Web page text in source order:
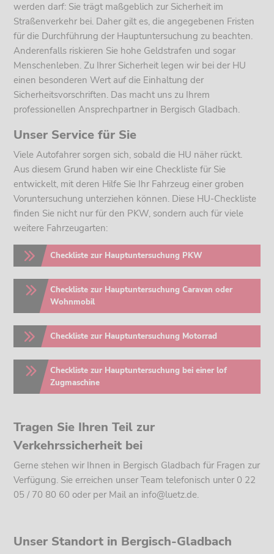
werden darf: Sie trägt maßgeblich zur Sicherheit im
Straßenverkehr bei. Daher gilt es, die angegebenen Fristen
für die Durchführung der Hauptuntersuchung zu beachten.
Anderenfalls riskieren Sie hohe Geldstrafen und sogar
Menschenleben. Zu Ihrer Sicherheit legen wir bei der HU
einen besonderen Wert auf die Einhaltung der
Sicherheitsvorschriften. Das macht uns zu Ihrem
professionellen Ansprechpartner in Bergisch Gladbach.
Unser Service für Sie
Viele Autofahrer sorgen sich, sobald die HU näher rückt.
Aus diesem Grund haben wir eine Checkliste für Sie
entwickelt, mit deren Hilfe Sie Ihr Fahrzeug einer groben
Voruntersuchung unterziehen können. Diese HU-Checkliste
finden Sie nicht nur für den PKW, sondern auch für viele
weitere Fahrzeugarten:
> Checkliste zur Hauptuntersuchung PKW
>
Checkliste zur Hauptuntersuchung Caravan oder
Wohnmobil
> Checkliste zur Hauptuntersuchung Motorrad
>
Checkliste zur Hauptuntersuchung bei einer lof
Zugmaschine
Tragen Sie Ihren Teil zur
Verkehrssicherheit bei
Gerne stehen wir Ihnen in Bergisch Gladbach für Fragen zur
Verfügung. Sie erreichen unser Team telefonisch unter 0 22
05 / 70 80 60 oder per Mail an info@luetz.de.
Unser Standort in Bergisch-Gladbach